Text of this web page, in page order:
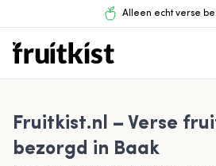
Ga naar de inhoud Alleen echt verse
Fruitkist.nl – Verse
bezorgd in Baak